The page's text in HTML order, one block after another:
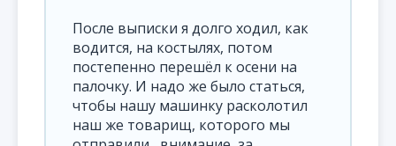
После выписки я долго ходил, как
водится, на костылях, потом
постепенно перешёл к осени на
палочку. И надо же было статься,
чтобы нашу машинку расколотил
наш же товарищ, которого мы